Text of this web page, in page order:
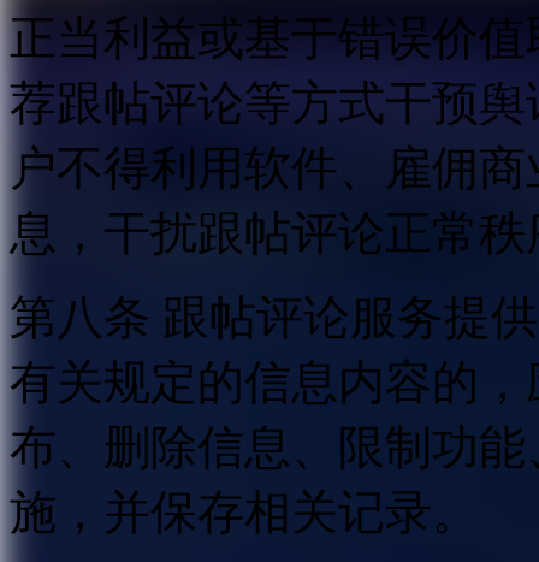
正当利益或基于错误价
荐跟帖评论等方式干预
户不得利用软件、雇佣
息，干扰跟帖评论正常
第八条 跟帖评论服务提
有关规定的信息内容的
布、删除信息、限制功
施，并保存相关记录。